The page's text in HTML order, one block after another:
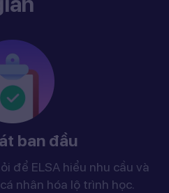
ban đầu
để ELSA hiểu nhu cầu và
nhân hóa lộ trình học.